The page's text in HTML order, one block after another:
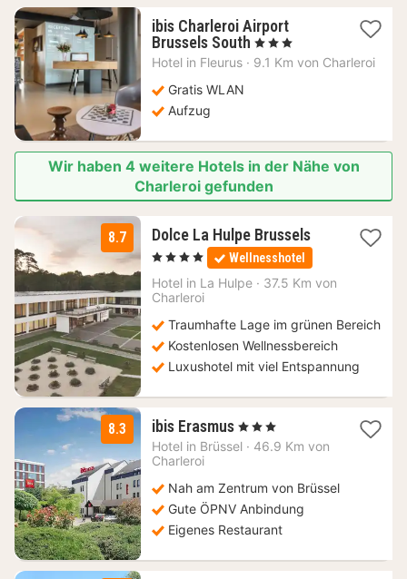
ibis Charleroi Airport
Brussels South 1
Nacht
, 3 Sterne
Hotel in Fleurus · 9.1 Km von Charleroi
Gratis WLAN
Aufzug
Wir haben 4 weitere Hotels in der Nähe von
Charleroi gefunden
8.7 Dolce La Hulpe Brussels3
Nächte
ab
130,87
, 4 Sterne Wellnesshotel
Hotel in La Hulpe · 37.5 Km von
Charleroi
Traumhafte Lage im grünen Bereich
Kostenlosen Wellnessbereich
Luxushotel mit viel Entspannung
8.3 ibis Erasmus 1
Nacht
€
, 3 Sterne
Hotel in Brüssel · 46.9 Km von
Charleroi
Nah am Zentrum von Brüssel
Gute ÖPNV Anbindung
Eigenes Restaurant